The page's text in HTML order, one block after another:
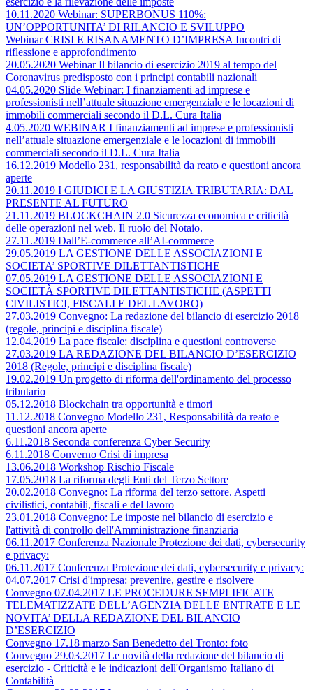
10.11.2020 Webinar: SUPERBONUS 110%:
UN’OPPORTUNITA’ DI RILANCIO E SVILUPPO
Webinar CRISI E RISANAMENTO D’IMPRESA Incontri di
riflessione e approfondimento
20.05.2020 Webinar Il bilancio di esercizio 2019 al tempo del
Coronavirus predisposto con i principi contabili nazionali
04.05.2020 Slide Webinar: I finanziamenti ad imprese e
professionisti nell’attuale situazione emergenziale e le locazioni di
immobili commerciali secondo il D.L. Cura Italia
4.05.2020 WEBINAR I finanziamenti ad imprese e professionisti
nell’attuale situazione emergenziale e le locazioni di immobili
commerciali secondo il D.L. Cura Italia
16.12.2019 Modello 231, responsabilità da reato e questioni ancora
aperte
20.11.2019 I GIUDICI E LA GIUSTIZIA TRIBUTARIA: DAL
PRESENTE AL FUTURO
21.11.2019 BLOCKCHAIN 2.0 Sicurezza economica e criticità
delle operazioni nel web. Il ruolo del Notaio.
27.11.2019 Dall’E-commerce all’AI-commerce
29.05.2019 LA GESTIONE DELLE ASSOCIAZIONI E
SOCIETA’ SPORTIVE DILETTANTISTICHE
07.05.2019 LA GESTIONE DELLE ASSOCIAZIONI E
SOCIETÀ SPORTIVE DILETTANTISTICHE (ASPETTI
CIVILISTICI, FISCALI E DEL LAVORO)
27.03.2019 Convegno: La redazione del bilancio di esercizio 2018
(regole, principi e disciplina fiscale)
12.04.2019 La pace fiscale: disciplina e questioni controverse
27.03.2019 LA REDAZIONE DEL BILANCIO D’ESERCIZIO
2018 (Regole, principi e disciplina fiscale)
19.02.2019 Un progetto di riforma dell'ordinamento del processo
tributario
05.12.2018 Blockchain tra opportunità e timori
11.12.2018 Convegno Modello 231, Responsabilità da reato e
questioni ancora aperte
6.11.2018 Seconda conferenza Cyber Security
6.11.2018 Converno Crisi di impresa
13.06.2018 Workshop Rischio Fiscale
17.05.2018 La riforma degli Enti del Terzo Settore
20.02.2018 Convegno: La riforma del terzo settore. Aspetti
civilistici, contabili, fiscali e del lavoro
23.01.2018 Convegno: Le imposte nel bilancio di esercizio e
l'attività di controllo dell'Amministrazione finanziaria
06.11.2017 Conferenza Nazionale Protezione dei dati, cybersecurity
e privacy:
06.11.2017 Conferenza Protezione dei dati, cybersecurity e privacy:
04.07.2017 Crisi d'impresa: prevenire, gestire e risolvere
Convegno 07.04.2017 LE PROCEDURE SEMPLIFICATE
TELEMATIZZATE DELL’AGENZIA DELLE ENTRATE E LE
NOVITA’ DELLA REDAZIONE DEL BILANCIO
D’ESERCIZIO
Convegno 17.18 marzo San Benedetto del Tronto: foto
Convegno 29.03.2017 Le novità della redazione del bilancio di
esercizio - Criticità e le indicazioni dell'Organismo Italiano di
Contabilità